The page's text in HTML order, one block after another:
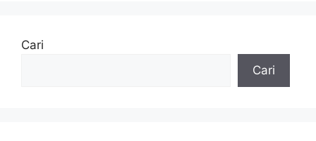
Cari
Cari